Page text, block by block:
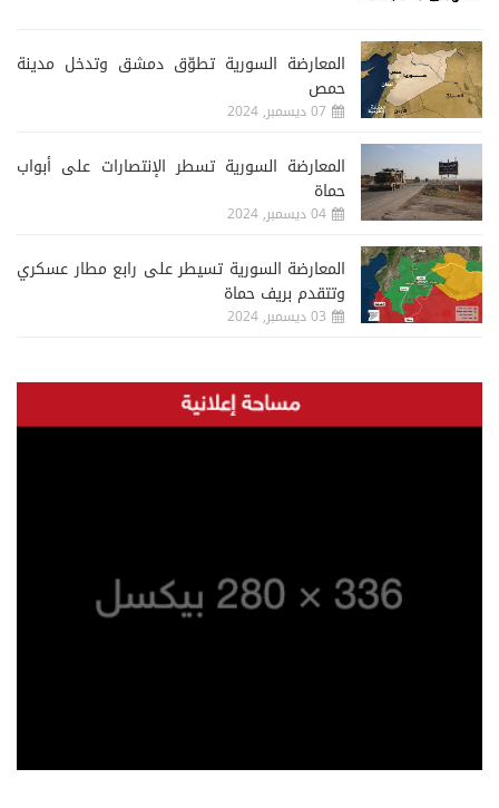
المعارضة السورية تطوّق دمشق وتدخل مدينة
حمص
07 ديسمبر, 2024
المعارضة السورية تسطر الإنتصارات على أبواب
حماة
04 ديسمبر, 2024
المعارضة السورية تسيطر على رابع مطار عسكري
وتتقدم بريف حماة
03 ديسمبر, 2024